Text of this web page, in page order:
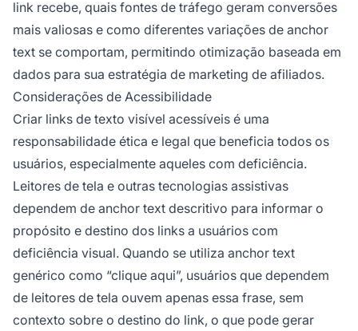
link recebe, quais fontes de tráfego geram conversões
mais valiosas e como diferentes variações de anchor
text se comportam, permitindo otimização baseada em
dados para sua estratégia de marketing de afiliados.
Considerações de Acessibilidade
Criar links de texto visível acessíveis é uma
responsabilidade ética e legal que beneficia todos os
usuários, especialmente aqueles com deficiência.
Leitores de tela e outras tecnologias assistivas
dependem de anchor text descritivo para informar o
propósito e destino dos links a usuários com
deficiência visual. Quando se utiliza anchor text
genérico como “clique aqui”, usuários que dependem
de leitores de tela ouvem apenas essa frase, sem
contexto sobre o destino do link, o que pode gerar